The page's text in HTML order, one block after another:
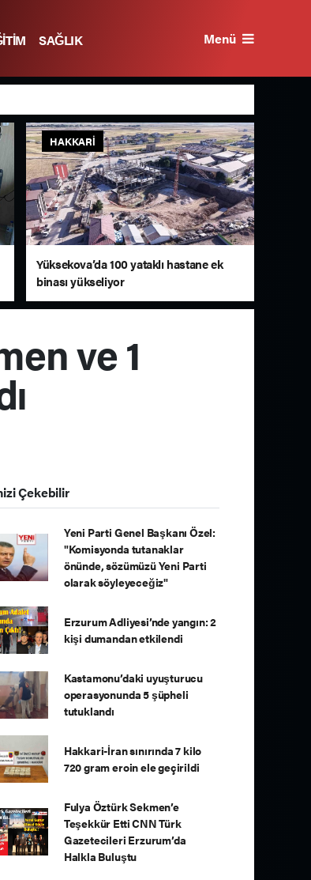
SAĞLIK
Menü
HAKKARI
Yüksekova’da 100 yataklı hastane ek
binası yükseliyor
ve 1
Çekebilir
Yeni Parti Genel Başkanı Özel:
"Komisyonda tutanaklar
önünde, sözümüzü Yeni Parti
olarak söyleyeceğiz"
Erzurum Adliyesi’nde yangın: 2
kişi dumandan etkilendi
Kastamonu’daki uyuşturucu
operasyonunda 5 şüpheli
tutuklandı
Hakkari-İran sınırında 7 kilo
720 gram eroin ele geçirildi
Fulya Öztürk Sekmen’e
Teşekkür Etti CNN Türk
Gazetecileri Erzurum’da
Halkla Buluştu